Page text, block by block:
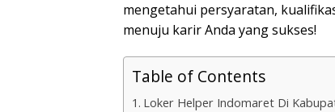
mengetahui persyaratan,
menuju karir Anda yang sukses!
Table of Contents
Loker Helper Indomaret Di